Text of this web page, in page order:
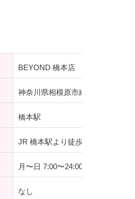
BEYOND 橋本店
神奈川県相模原市緑区橋本4丁目
橋本駅
JR 橋本駅より徒歩5分
月〜日 7:00〜24:00
なし